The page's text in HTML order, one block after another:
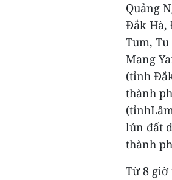
Quảng
Đắk Hà,
Tum,
Mang
(tỉnh
thành
lún đất
thành
Từ 8 giờ